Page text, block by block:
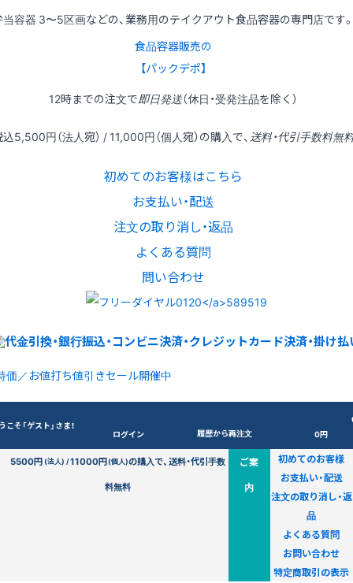
当容器 3〜5区画などの、業務用のテイクアウト食品容器の専門店です
食品容器販売の
【パックデポ】
12時までの注文で即日発送（休日・受発注品を除く）
込5,500円（法人宛） / 11,000円（個人宛）の購入で、 送料・代引手数料無
初めてのお客様はこちら
お支払い・配送
注文の取り消し・返品
よくある質問
問い合わせ
価／お値打ち値引きセール開催中
こそ「ゲスト」さま！
ログイン 履歴から再注文
0円
5500円(法人) /11000円(個人)の購入で、送料・代引手数
料無料
ご案
内
初めてのお客様
お支払い・配送
注文の取り消し・返
品
よくある質問
お問い合わせ
特定商取引の表示